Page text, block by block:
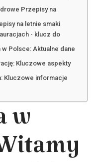
Przepisy na
na letnie smaki
- klucz do
Polsce: Aktualne dane
Kluczowe aspekty
Kluczowe informacje
w